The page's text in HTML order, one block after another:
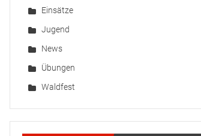
Einsätze
Jugend
News
Übungen
Waldfest